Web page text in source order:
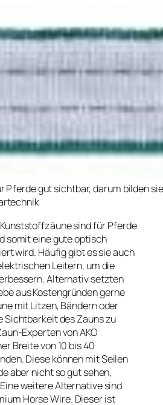
Pferde gut sichtbar, darum bilden
sind für Pferde
somit eine gute optisch
wird. Häufig gibt es sie auch
Leitern, um die
Alternativ setzten
aus Kostengründen gerne
mit Litzen, Bändern oder
Sichtbarkeit des Zauns zu
Experten von AKO
Breite von 10 bis 40
Diese können mit Seilen
aber nicht so gut sehen,
weitere Alternative sind
Horse Wire. Dieser ist